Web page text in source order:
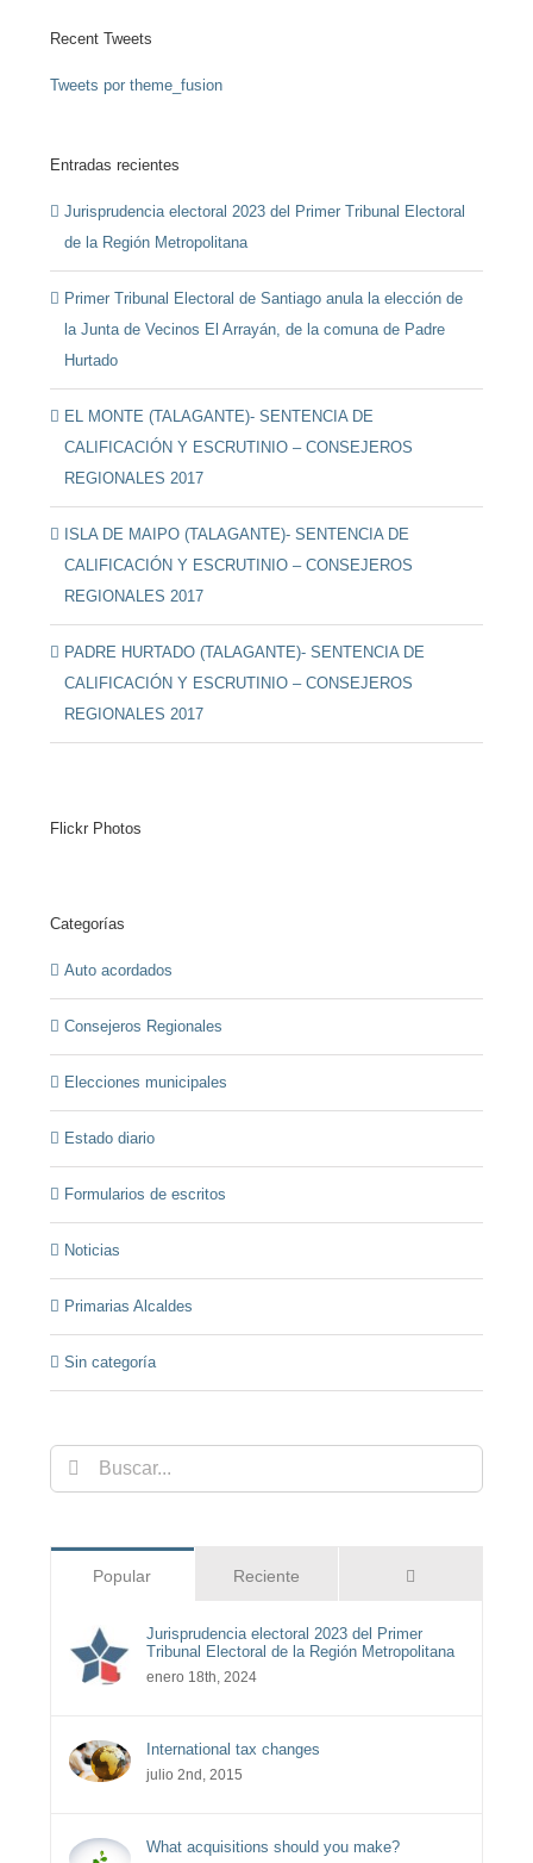
Recent Tweets
Tweets por theme_fusion
Entradas recientes
Jurisprudencia electoral 2023 del Primer Tribunal Electoral
de la Región Metropolitana
Primer Tribunal Electoral de Santiago anula la elección de
la Junta de Vecinos El Arrayán, de la comuna de Padre
Hurtado
EL MONTE (TALAGANTE)- SENTENCIA DE
CALIFICACIÓN Y ESCRUTINIO – CONSEJEROS
REGIONALES 2017
ISLA DE MAIPO (TALAGANTE)- SENTENCIA DE
CALIFICACIÓN Y ESCRUTINIO – CONSEJEROS
REGIONALES 2017
PADRE HURTADO (TALAGANTE)- SENTENCIA DE
CALIFICACIÓN Y ESCRUTINIO – CONSEJEROS
REGIONALES 2017
Flickr Photos
Categorías
Auto acordados
Consejeros Regionales
Elecciones municipales
Estado diario
Formularios de escritos
Noticias
Primarias Alcaldes
Sin categoría
Buscar:
Popular Reciente
Jurisprudencia electoral 2023 del Primer
Tribunal Electoral de la Región Metropolitana
enero 18th, 2024
International tax changes
julio 2nd, 2015
What acquisitions should you make?